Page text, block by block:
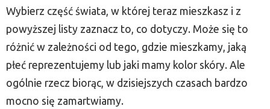
Wybierz część świata, w której teraz mieszkasz i z
powyższej listy zaznacz to, co dotyczy. Może się to
różnić w zależności od tego, gdzie mieszkamy, jaką
płeć reprezentujemy lub jaki mamy kolor skóry. Ale
ogólnie rzecz biorąc, w dzisiejszych czasach bardzo
mocno się zamartwiamy.